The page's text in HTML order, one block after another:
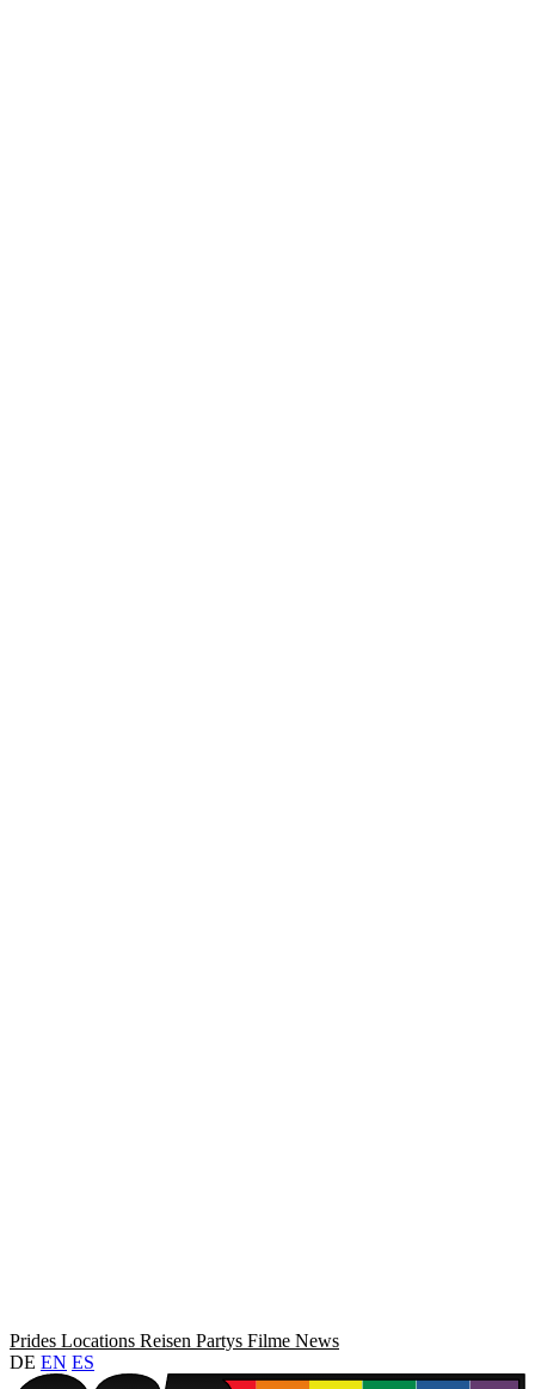
Prides Locations Reisen Partys Filme News
DE EN ES